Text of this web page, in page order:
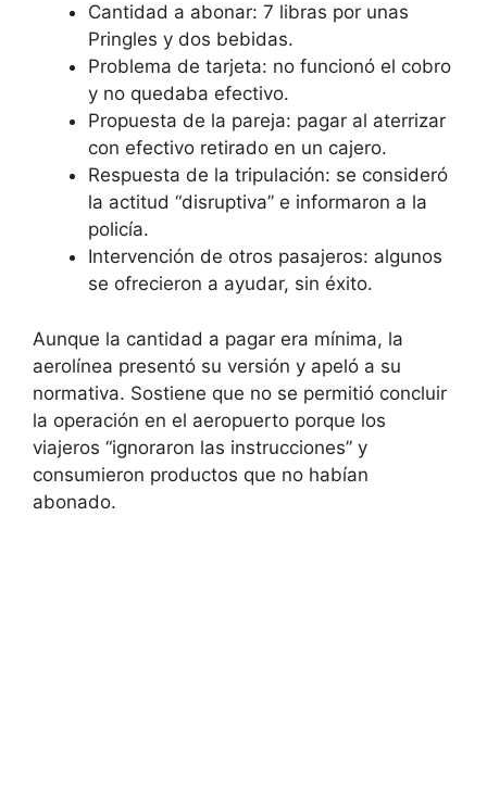
Cantidad a abonar: 7 libras por unas
Pringles y dos bebidas.
Problema de tarjeta: no funcionó el cobro
y no quedaba efectivo.
Propuesta de la pareja: pagar al aterrizar
con efectivo retirado en un cajero.
Respuesta de la tripulación: se consideró
la actitud “disruptiva” e informaron a la
policía.
Intervención de otros pasajeros: algunos
se ofrecieron a ayudar, sin éxito.
Aunque la cantidad a pagar era mínima, la
aerolínea presentó su versión y apeló a su
normativa. Sostiene que no se permitió concluir
la operación en el aeropuerto porque los
viajeros “ignoraron las instrucciones” y
consumieron productos que no habían
abonado.